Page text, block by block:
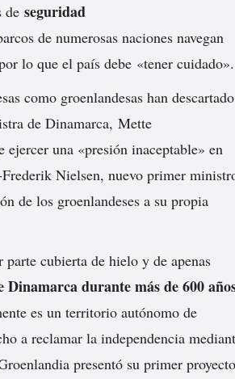
de seguridad
de numerosas naciones navegan
lo que el país debe «tener cuidado».
como groenlandesas han descartado
de Dinamarca, Mette
ejercer una «presión inaceptable» en
Nielsen, nuevo primer
de los groenlandeses a su propia
cubierta de hielo y de apenas
Dinamarca durante más de 600
es un territorio autónomo de
a reclamar la independencia
presentó su primer proyecto